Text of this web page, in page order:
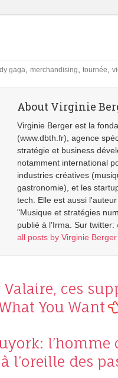
gaga merchandising tournée
About Virginie
Virginie Berger est la
(www.dbth.fr), agence
stratégie et business
notamment international
industries créatives
gastronomie), et les
tech. Elle est aussi
"Musique et stratégies
publié à l'Irma. Sur twitter:
all posts by Virginie Berger
ces
You Want
l’homme
l’oreille des